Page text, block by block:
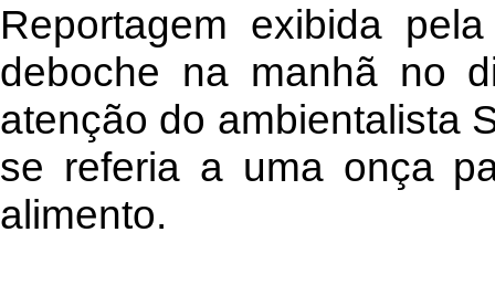
Reportagem exibida
deboche na manhã no
atenção do ambientalista
se referia a uma onça
alimento.